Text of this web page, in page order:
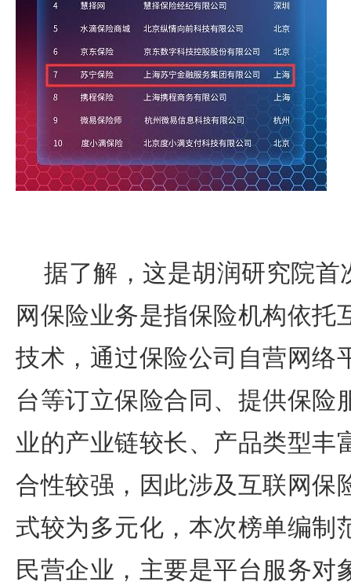
据了解，这是胡润研究院首
网保险业务是指保险机构依托
技术，通过保险公司自营网络
台等订立保险合同、提供保险
业的产业链较长、产品类型丰
合性较强，因此涉及互联网保
式较为多元化，本次榜单编制
民营企业，主要是平台服务对